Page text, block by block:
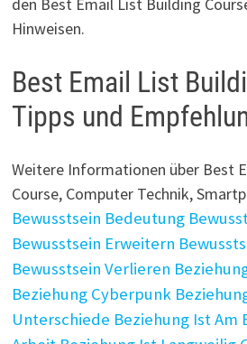
Hinweisen.
Best Email List
Tipps und
Weitere Informationen über Best
Course, Computer Technik,
Bewusstsein Bedeutung
Bewusstsein Erweitern
Bewusstsein Verlieren
Beziehung Cyberpunk
Unterschiede Beziehung Ist Am